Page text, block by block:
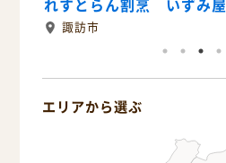
れすとらん割烹 いずみ屋
諏訪市
エリアから選ぶ